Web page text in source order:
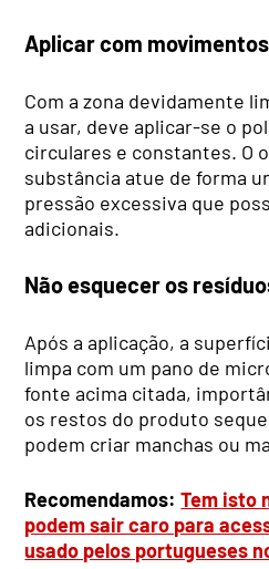
Aplicar com
Com a zona devidamente
a usar, deve aplicar-se o
circulares e constantes. O
substância atue de forma
pressão excessiva que
adicionais.
Não esquecer os
Após a aplicação, a
limpa com um pano de
fonte acima citada,
os restos do produto
podem criar manchas ou
Recomendamos:Tem isto
podem sair caro para
usado pelos portugueses